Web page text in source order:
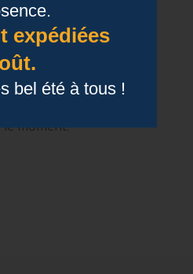
moment.
expédiées
bel été à tous !